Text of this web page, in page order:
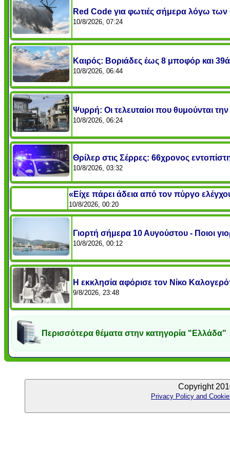
Red Code για φωτιές σήμερα λόγω
10/8/2026, 07:24
Καιρός: Βοριάδες έως 8 μποφόρ και
10/8/2026, 06:44
Ψυρρή: Οι τελευταίοι που θυμούνται την
10/8/2026, 06:24
Θρίλερ στις Σέρρες: 66χρονος
10/8/2026, 03:32
«Είχε πάρει άδεια από τον πύργο
10/8/2026, 00:20
Γιορτή σήμερα 10 Αυγούστου - Ποιοι
10/8/2026, 00:12
Η εκκλησία αφόρισε τον Νίκο
9/8/2026, 23:48
Περισσότερα θέματα στην κατηγορία "Ελλάδα"
Copyright
Privacy Policy and